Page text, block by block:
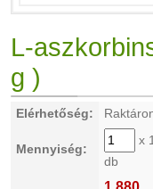
L-
g )
Elérhetőség:
Mennyiség:
x 1
db